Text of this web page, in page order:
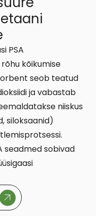
PSA
kõikumise
seob teatud
ja vabastab
niiskus
siloksaanid)
seadmed sobivad